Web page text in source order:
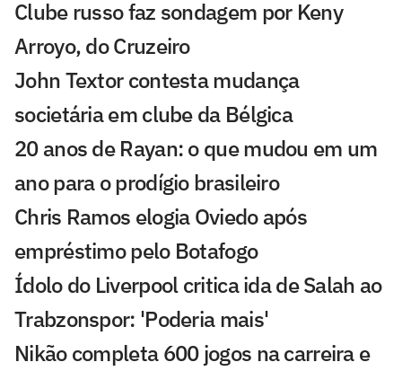
Clube russo faz sondagem por Keny
Arroyo, do Cruzeiro
John Textor contesta mudança
societária em clube da Bélgica
20 anos de Rayan: o que mudou em um
ano para o prodígio brasileiro
Chris Ramos elogia Oviedo após
empréstimo pelo Botafogo
Ídolo do Liverpool critica ida de Salah ao
Trabzonspor: 'Poderia mais'
Nikão completa 600 jogos na carreira e